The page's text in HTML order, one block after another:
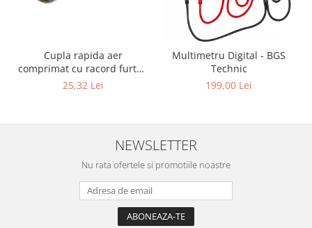
Cupla rapida aer
comprimat cu racord furtun
8 mm (5/16") | SUA / Franta
25,32 Lei
Multimetru Digital - BGS
Technic
199,00 Lei
NEWSLETTER
Nu rata ofertele si promotiile noastre